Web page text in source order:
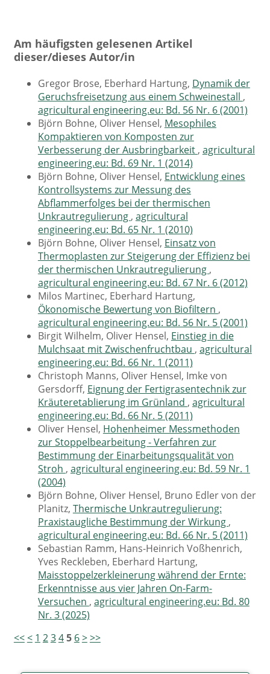
Am häufigsten gelesenen Artikel
dieser/dieses Autor/in
Gregor Brose, Eberhard Hartung, Dynamik der
Geruchsfreisetzung aus einem Schweinestall ,
agricultural engineering.eu: Bd. 56 Nr. 6 (2001)
Björn Bohne, Oliver Hensel, Mesophiles
Kompaktieren von Komposten zur
Verbesserung der Ausbringbarkeit, agricultural
engineering.eu: Bd. 69 Nr. 1 (2014)
Björn Bohne, Oliver Hensel, Entwicklung eines
Kontrollsystems zur Messung des
Abflammerfolges bei der thermischen
Unkrautregulierung, agricultural
engineering.eu: Bd. 65 Nr. 1 (2010)
Björn Bohne, Oliver Hensel, Einsatz von
Thermoplasten zur Steigerung der Effizienz bei
der thermischen Unkrautregulierung,
agricultural engineering.eu: Bd. 67 Nr. 6 (2012)
Milos Martinec, Eberhard Hartung,
Ökonomische Bewertung von Biofiltern ,
agricultural engineering.eu: Bd. 56 Nr. 5 (2001)
Birgit Wilhelm, Oliver Hensel, Einstieg in die
Mulchsaat mit Zwischenfruchtbau , agricultural
engineering.eu: Bd. 66 Nr. 1 (2011)
Christoph Manns, Oliver Hensel, Imke von
Gersdorff, Eignung der Fertigrasentechnik zur
Kräuteretablierung im Grünland , agricultural
engineering.eu: Bd. 66 Nr. 5 (2011)
Oliver Hensel, Hohenheimer Messmethoden
zur Stoppelbearbeitung - Verfahren zur
Bestimmung der Einarbeitungsqualität von
Stroh , agricultural engineering.eu: Bd. 59 Nr. 1
(2004)
Björn Bohne, Oliver Hensel, Bruno Edler von der
Planitz, Thermische Unkrautregulierung:
Praxistaugliche Bestimmung der Wirkung,
agricultural engineering.eu: Bd. 66 Nr. 5 (2011)
Sebastian Ramm, Hans-Heinrich Voßhenrich,
Yves Reckleben, Eberhard Hartung,
Maisstoppelzerkleinerung während der Ernte:
Erkenntnisse aus vier Jahren On-Farm-
Versuchen , agricultural engineering.eu: Bd. 80
Nr. 3 (2025)
<<< 1 2345 6>>>